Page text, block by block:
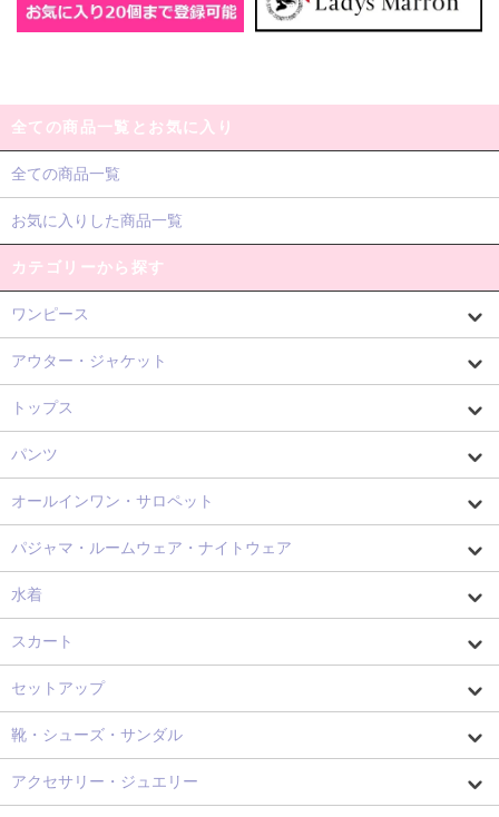
全ての商品一覧とお気に入り
全ての商品一覧
お気に入りした商品一覧
カテゴリーから探す
ワンピース
アウター・ジャケット
トップス
パンツ
オールインワン・サロペット
パジャマ・ルームウェア・ナイトウェア
水着
スカート
セットアップ
靴・シューズ・サンダル
アクセサリー・ジュエリー